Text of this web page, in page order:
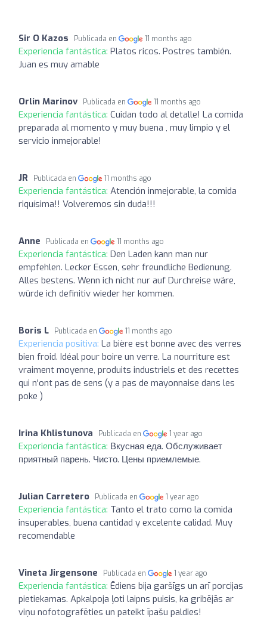
Sir O Kazos Publicada en 11 months ago
Experiencia fantástica: Platos ricos. Postres también.
Juan es muy amable
Orlin Marinov Publicada en 11 months ago
Experiencia fantástica: Cuidan todo al detalle! La comida
preparada al momento y muy buena , muy limpio y el
servicio inmejorable!
JR Publicada en 11 months ago
Experiencia fantástica: Atención inmejorable, la comida
riquísima!! Volveremos sin duda!!!
Anne Publicada en 11 months ago
Experiencia fantástica: Den Laden kann man nur
empfehlen. Lecker Essen, sehr freundliche Bedienung.
Alles bestens. Wenn ich nicht nur auf Durchreise wäre,
würde ich definitiv wieder her kommen.
Boris L Publicada en 11 months ago
Experiencia positiva: La bière est bonne avec des verres
bien froid. Idéal pour boire un verre. La nourriture est
vraiment moyenne, produits industriels et des recettes
qui n'ont pas de sens (y a pas de mayonnaise dans les
poke )
Irina Khlistunova Publicada en 1 year ago
Experiencia fantástica: Вкусная еда. Обслуживает
приятный парень. Чисто. Цены приемлемые.
Julian Carretero Publicada en 1 year ago
Experiencia fantástica: Tanto el trato como la comida
insuperables, buena cantidad y excelente calidad. Muy
recomendable
Vineta Jirgensone Publicada en 1 year ago
Experiencia fantástica: Ēdiens bija garšīgs un arī porcijas
pietiekamas. Apkalpoja ļoti laipns puisis, ka gribējās ar
viņu nofotografēties un pateikt īpašu paldies!